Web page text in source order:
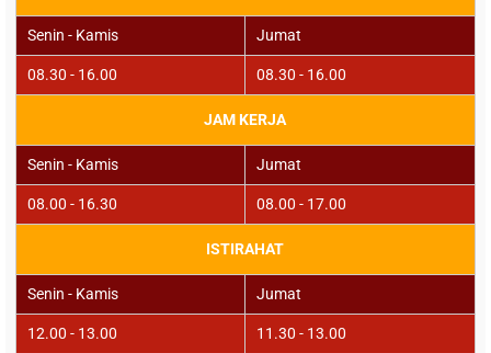
Senin - Kamis Jumat
08.30 - 16.00 08.30 - 16.00
JAM KERJA
Senin - Kamis Jumat
08.00 - 16.30 08.00 - 17.00
ISTIRAHAT
Senin - Kamis Jumat
12.00 - 13.00 11.30 - 13.00